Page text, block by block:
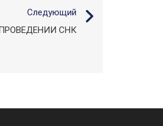
Следующий
СНК